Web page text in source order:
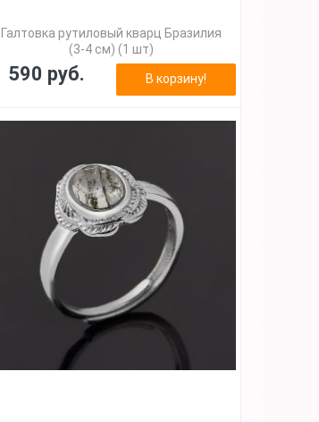
Галтовка рутиловый кварц Бразилия
(3-4 см) (1 шт)
590 руб. В корзину!